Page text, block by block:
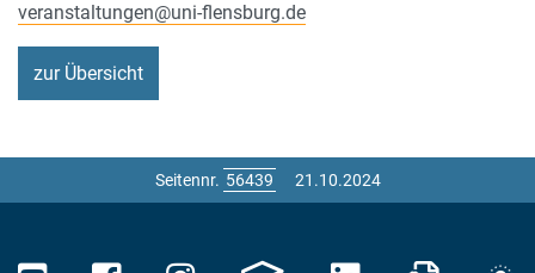
veranstaltungen@uni-flensburg.de
zur Übersicht
Seitennr. 21.10.2024